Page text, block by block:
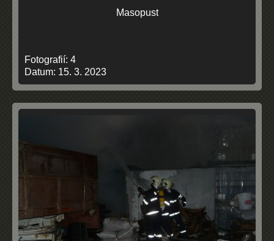
Masopust
Fotografií: 4
Datum: 15. 3. 2023